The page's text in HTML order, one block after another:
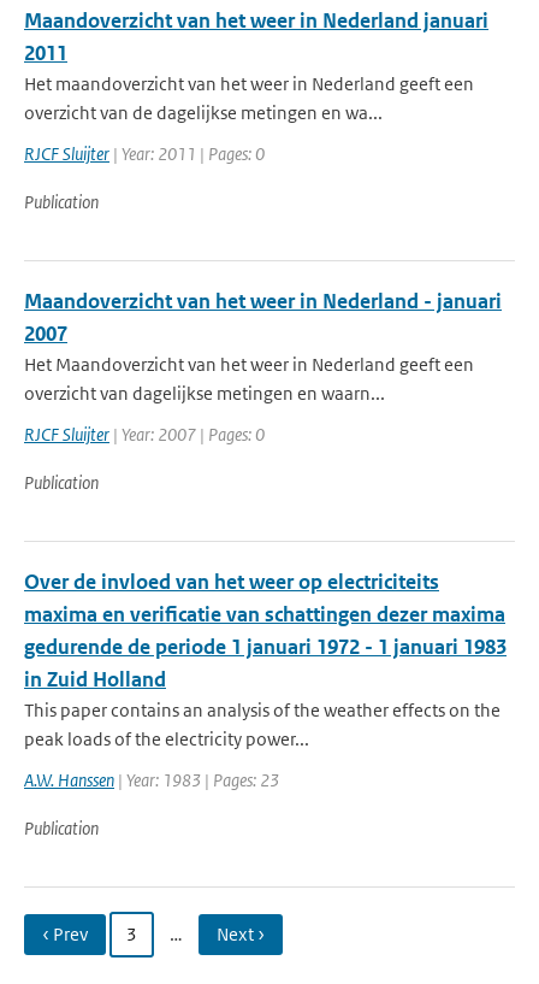
Maandoverzicht van het weer in Nederland januari
2011
Het maandoverzicht van het weer in Nederland geeft een
overzicht van de dagelijkse metingen en wa...
RJCF Sluijter | Year: 2011 | Pages: 0
Publication
Maandoverzicht van het weer in Nederland - januari
2007
Het Maandoverzicht van het weer in Nederland geeft een
overzicht van dagelijkse metingen en waarn...
RJCF Sluijter | Year: 2007 | Pages: 0
Publication
Over de invloed van het weer op electriciteits
maxima en verificatie van schattingen dezer maxima
gedurende de periode 1 januari 1972 - 1 januari 1983
in Zuid Holland
This paper contains an analysis of the weather effects on the
peak loads of the electricity power...
A.W. Hanssen | Year: 1983 | Pages: 23
Publication
‹ Prev 3 … Next ›